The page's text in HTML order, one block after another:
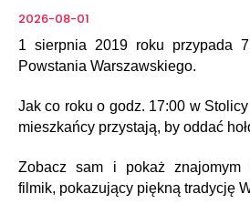
2026-08-01
1 sierpnia 2019 roku przypada
Powstania Warszawskiego.
Jak co roku o godz. 17:00 w
mieszkańcy przystają, by oddać
Zobacz sam i pokaż znajomym
filmik, pokazujący piękną tradycję